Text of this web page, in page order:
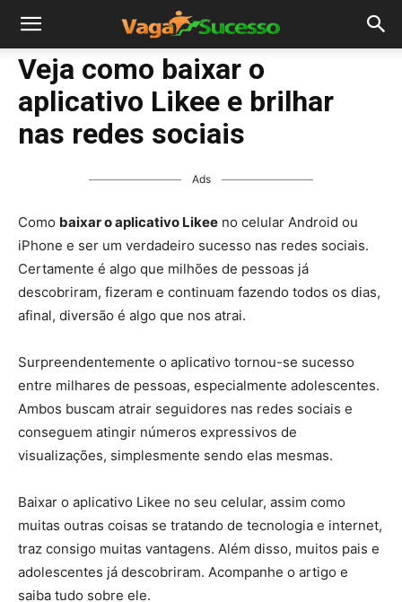
Veja como baixar o
aplicativo Likee e brilhar
nas redes sociais
Ads
Como baixar o aplicativo Likee no celular Android ou
iPhone e ser um verdadeiro sucesso nas redes sociais.
Certamente é algo que milhões de pessoas já
descobriram, fizeram e continuam fazendo todos os dias,
afinal, diversão é algo que nos atrai.
Surpreendentemente o aplicativo tornou-se sucesso
entre milhares de pessoas, especialmente adolescentes.
Ambos buscam atrair seguidores nas redes sociais e
conseguem atingir números expressivos de
visualizações, simplesmente sendo elas mesmas.
Baixar o aplicativo Likee no seu celular, assim como
muitas outras coisas se tratando de tecnologia e internet,
traz consigo muitas vantagens. Além disso, muitos pais e
adolescentes já descobriram. Acompanhe o artigo e
saiba tudo sobre ele.